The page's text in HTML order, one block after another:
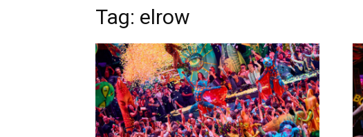
Tag: elrow